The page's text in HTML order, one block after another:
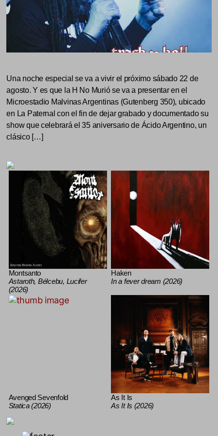
Una noche especial se va a vivir el próximo sábado 22 de
agosto. Y es que la H No Murió se va a presentar en el
Microestadio Malvinas Argentinas (Gutenberg 350), ubicado
en La Paternal con el fin de dejar grabado y documentado su
show que celebrará el 35 aniversario de Ácido Argentino, un
clásico […]
Montsanto
Astaroth, Bélcebu, Lucifer
(2026)
Haken
In a fever dream (2026)
Avenged Sevenfold
Statica (2026)
As It Is
As It Is (2026)